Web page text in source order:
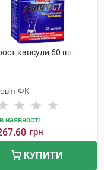
капсули 60 шт
ФК
наявності
грн
КУПИТИ